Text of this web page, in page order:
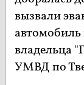
вызвали
владельца
УМВД по